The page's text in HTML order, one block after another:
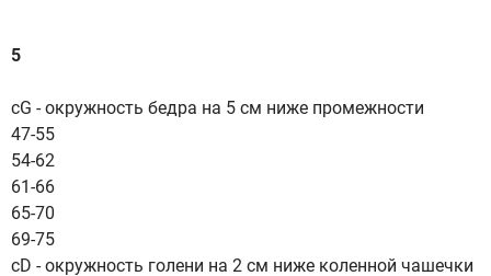
5
cG - окружность бедра на 5 см ниже промежности
47-55
54-62
61-66
65-70
69-75
cD - окружность голени на 2 см ниже коленной чашечки